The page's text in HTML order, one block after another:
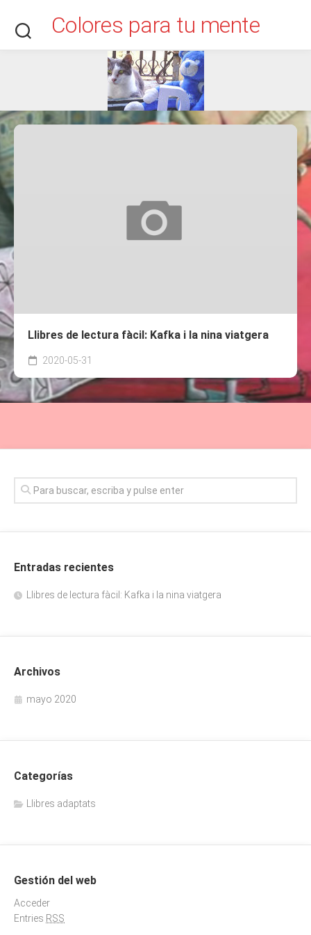
contenido
Colores para tu mente
Llibres de lectura fàcil: Kafka i la nina viatgera
2020-05-31
Entradas recientes
Llibres de lectura fàcil: Kafka i la nina viatgera
Archivos
mayo 2020
Categorías
Llibres adaptats
Gestión del web
Acceder
Entries RSS